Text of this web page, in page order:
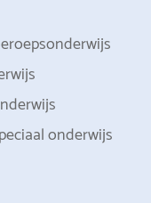
onderwijs